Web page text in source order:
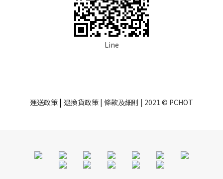
Line
運送政策 | 退換貨政策 | 條款及細則 | 2021 © PCHOT